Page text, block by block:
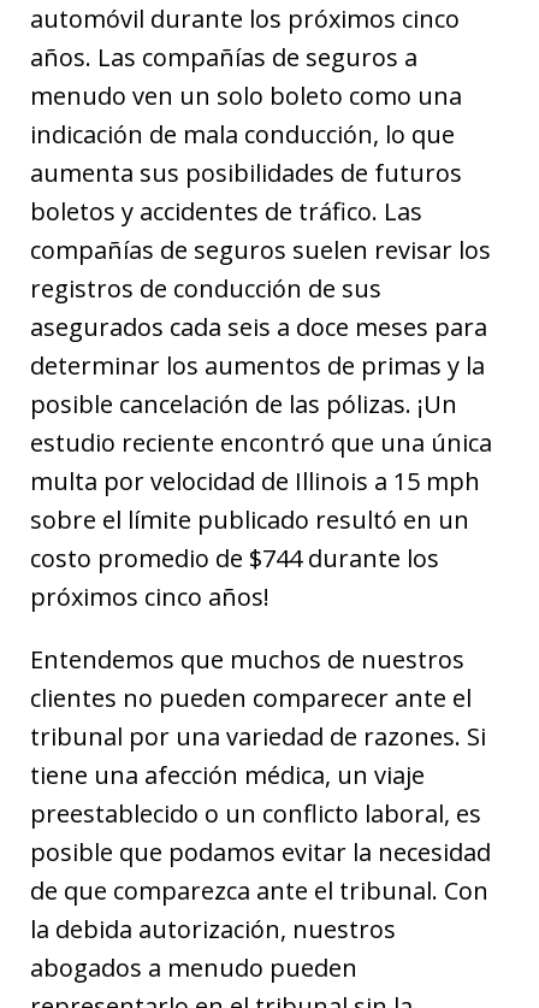
automóvil durante los próximos cinco
años. Las compañías de seguros a
menudo ven un solo boleto como una
indicación de mala conducción, lo que
aumenta sus posibilidades de futuros
boletos y accidentes de tráfico. Las
compañías de seguros suelen revisar los
registros de conducción de sus
asegurados cada seis a doce meses para
determinar los aumentos de primas y la
posible cancelación de las pólizas. ¡Un
estudio reciente encontró que una única
multa por velocidad de Illinois a 15 mph
sobre el límite publicado resultó en un
costo promedio de $744 durante los
próximos cinco años!
Entendemos que muchos de nuestros
clientes no pueden comparecer ante el
tribunal por una variedad de razones. Si
tiene una afección médica, un viaje
preestablecido o un conflicto laboral, es
posible que podamos evitar la necesidad
de que comparezca ante el tribunal. Con
la debida autorización, nuestros
abogados a menudo pueden